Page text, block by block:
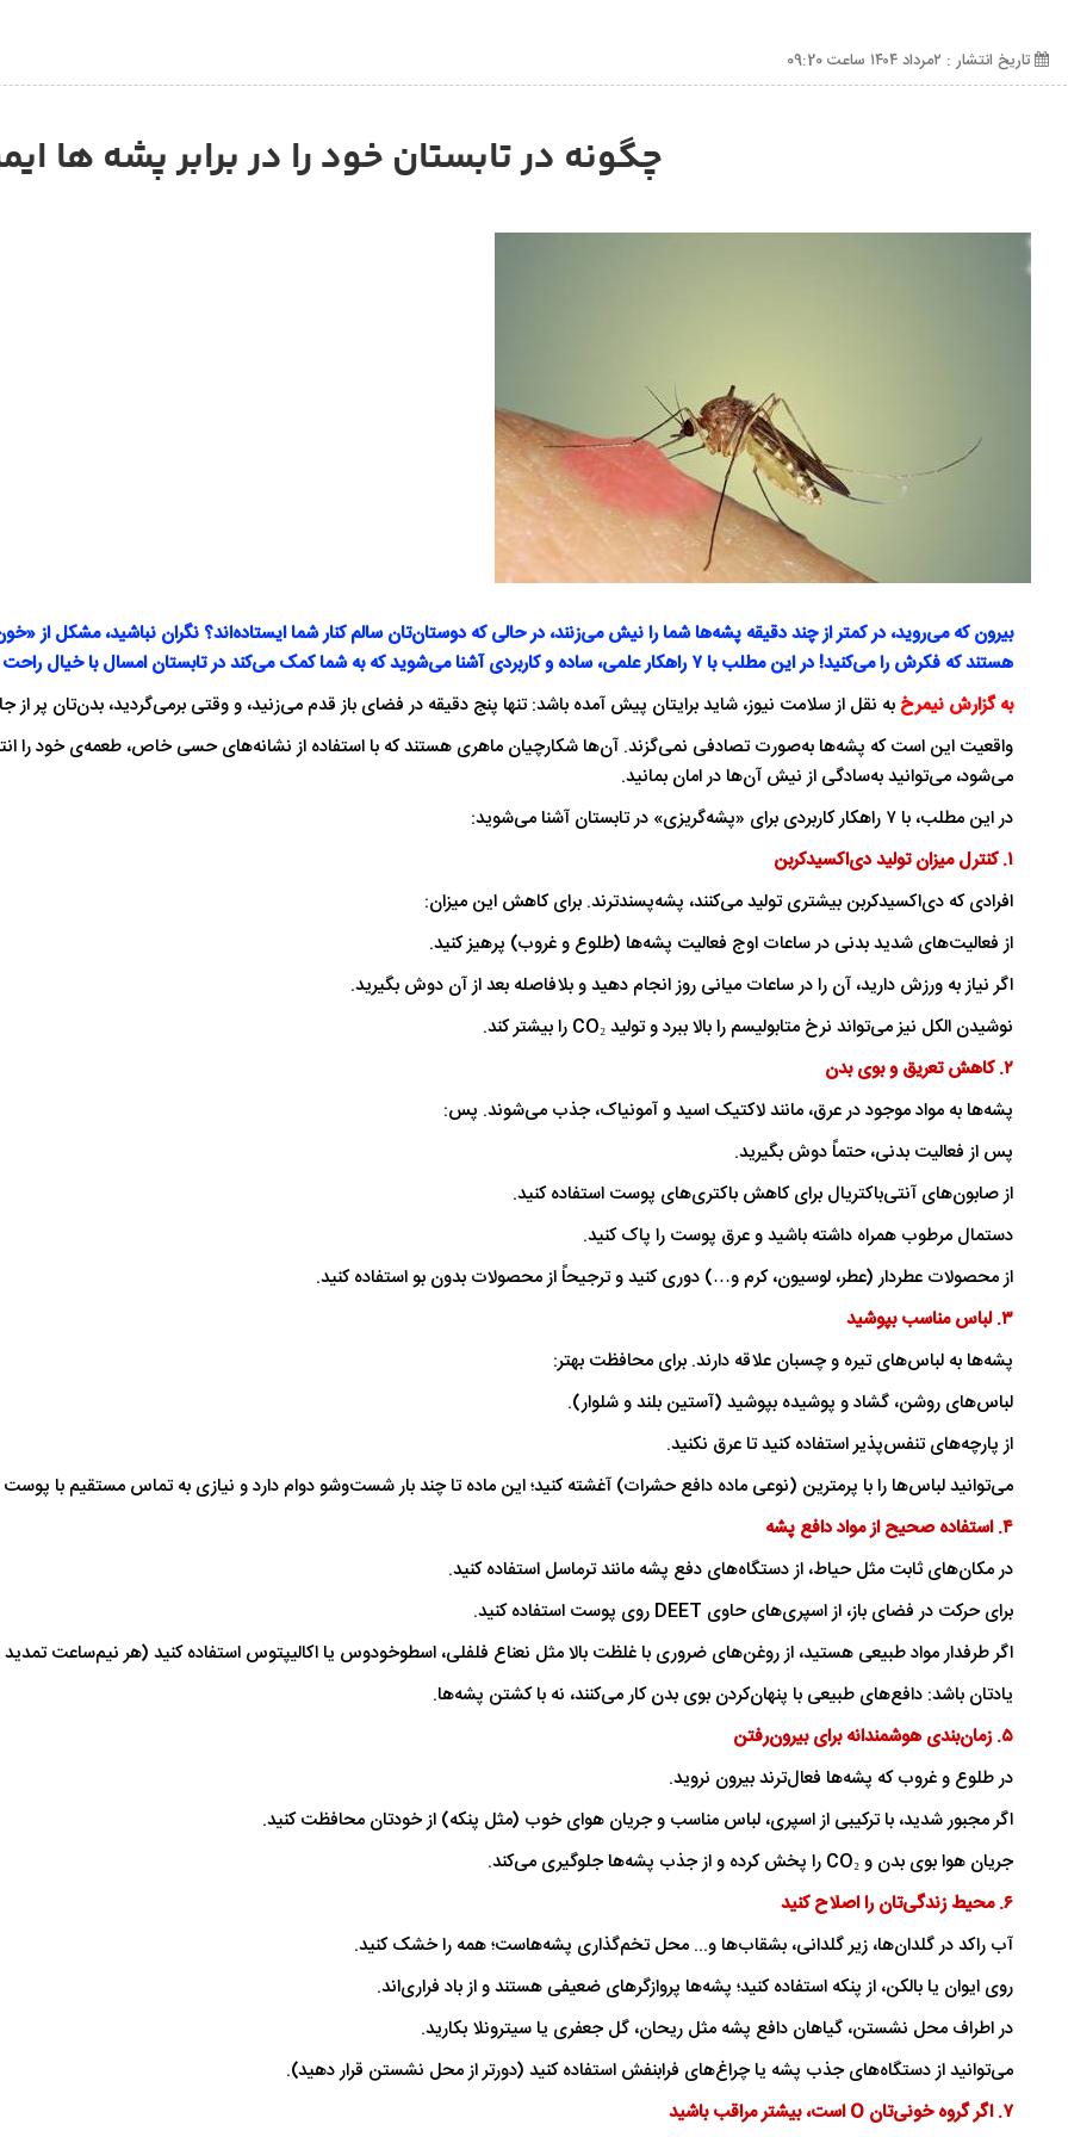
تاریخ انتشار : ۲مرداد ۱۴۰۴ ساعت 09:20
چگونه در تابستان خود را در برابر پشه ها
بیرون که می‌روید، در کمتر از چند دقیقه پشه‌ها شما را نیش می‌زنند، در حالی که دوستان‌تان سالم کنار شما ایستاده‌اند؟ نگران نباشید، مشکل
هستند که فکرش را می‌کنید! در این مطلب با ۷ راهکار علمی، ساده و کاربردی آشنا می‌شوید که به شما کمک می‌کند در تابستان امسال با خیال راحت از فضای باز لذت ببرید.
به گزارش نیمرخ به نقل از سلامت نیوز، شاید برایتان پیش آمده باشد: تنها پنج دقیقه در فضای باز قدم می‌زنید، و وقتی برمی‌گردید، بدن‌تان پر
واقعیت این است که پشه‌ها به‌صورت تصادفی نمی‌گزند. آن‌ها شکارچیان ماهری هستند که با استفاده از نشانه‌های حسی خاص، طعمه‌ی خود را
می‌شود، می‌توانید به‌سادگی از نیش آن‌ها در امان بمانید.
در این مطلب، با ۷ راهکار کاربردی برای «پشه‌گریزی» در تابستان آشنا می‌شوید:
۱. کنترل میزان تولید دی‌اکسیدکربن
افرادی که دی‌اکسیدکربن بیشتری تولید می‌کنند، پشه‌پسندترند. برای کاهش این میزان:
از فعالیت‌های شدید بدنی در ساعات اوج فعالیت پشه‌ها (طلوع و غروب) پرهیز کنید.
اگر نیاز به ورزش دارید، آن را در ساعات میانی روز انجام دهید و بلافاصله بعد از آن دوش بگیرید.
نوشیدن الکل نیز می‌تواند نرخ متابولیسم را بالا ببرد و تولید CO₂ را بیشتر کند.
۲. کاهش تعریق و بوی بدن
پشه‌ها به مواد موجود در عرق، مانند لاکتیک اسید و آمونیاک، جذب می‌شوند. پس:
پس از فعالیت بدنی، حتماً دوش بگیرید.
از صابون‌های آنتی‌باکتریال برای کاهش باکتری‌های پوست استفاده کنید.
دستمال مرطوب همراه داشته باشید و عرق پوست را پاک کنید.
از محصولات عطردار (عطر، لوسیون، کرم و…) دوری کنید و ترجیحاً از محصولات بدون بو استفاده کنید.
۳. لباس مناسب بپوشید
پشه‌ها به لباس‌های تیره و چسبان علاقه دارند. برای محافظت بهتر:
لباس‌های روشن، گشاد و پوشیده بپوشید (آستین بلند و شلوار).
از پارچه‌های تنفس‌پذیر استفاده کنید تا عرق نکنید.
می‌توانید لباس‌ها را با پرمترین (نوعی ماده دافع حشرات) آغشته کنید؛ این ماده تا چند بار شست‌وشو دوام دارد و نیازی به تماس مستقیم با پوست
۴. استفاده صحیح از مواد دافع پشه
در مکان‌های ثابت مثل حیاط، از دستگاه‌های دفع پشه مانند ترماسل استفاده کنید.
برای حرکت در فضای باز، از اسپری‌های حاوی DEET روی پوست استفاده کنید.
اگر طرفدار مواد طبیعی هستید، از روغن‌های ضروری با غلظت بالا مثل نعناع فلفلی، اسطوخودوس یا اکالیپتوس استفاده کنید (هر نیم‌ساعت
یادتان باشد: دافع‌های طبیعی با پنهان‌کردن بوی بدن کار می‌کنند، نه با کشتن پشه‌ها.
۵. زمان‌بندی هوشمندانه برای بیرون‌رفتن
در طلوع و غروب که پشه‌ها فعال‌ترند بیرون نروید.
اگر مجبور شدید، با ترکیبی از اسپری، لباس مناسب و جریان هوای خوب (مثل پنکه) از خودتان محافظت کنید.
جریان هوا بوی بدن و CO₂ را پخش کرده و از جذب پشه‌ها جلوگیری می‌کند.
۶. محیط زندگی‌تان را اصلاح کنید
آب راکد در گلدان‌ها، زیر گلدانی، بشقاب‌ها و... محل تخم‌گذاری پشه‌هاست؛ همه را خشک کنید.
روی ایوان یا بالکن، از پنکه استفاده کنید؛ پشه‌ها پروازگرهای ضعیفی هستند و از باد فراری‌اند.
در اطراف محل نشستن، گیاهان دافع پشه مثل ریحان، گل جعفری یا سیترونلا بکارید.
می‌توانید از دستگاه‌های جذب پشه یا چراغ‌های فرابنفش استفاده کنید (دورتر از محل نشستن قرار دهید).
۷. اگر گروه خونی‌تان O است، بیشتر مراقب باشید